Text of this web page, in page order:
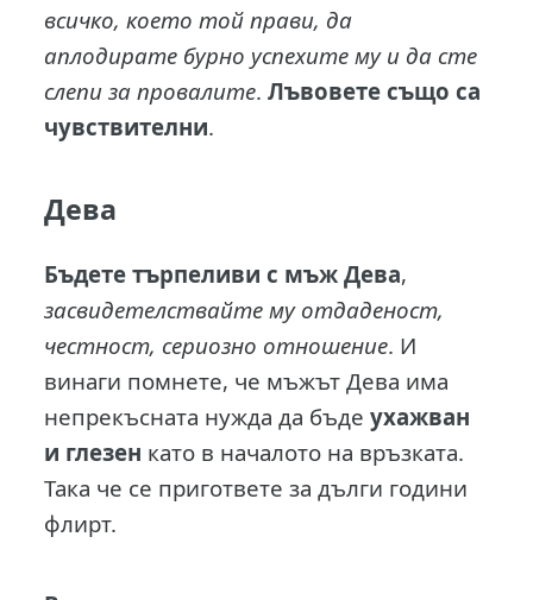
всичко, което той прави, да
аплодирате бурно успехите му и да сте
слепи за провалите.Лъвовете също са
чувствителни.
Дева
Бъдете търпеливи с мъж Дева,
засвидетелствайте му отдаденост,
честност, сериозно отношение. И
винаги помнете, че мъжът Дева има
непрекъсната нужда да бъдеухажван
и глезен като в началото на връзката.
Така че се пригответе за дълги години
флирт.